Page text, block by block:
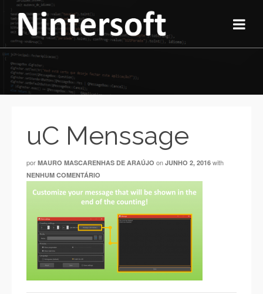
uC Menssage
por MAURO MASCARENHAS DE ARAÚJO on JUNHO 2, 2016 with
NENHUM COMENTÁRIO